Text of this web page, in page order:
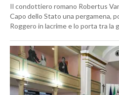
Il condottiero romano Robertus
Capo dello Stato una pergamena,
Roggero in lacrime e lo porta tra la